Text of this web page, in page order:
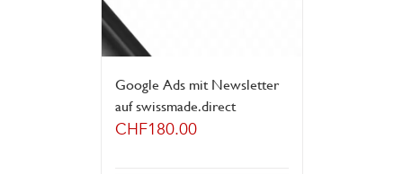
Google Ads mit Newsletter
auf swissmade.direct
CHF180.00